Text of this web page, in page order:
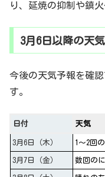
り、延焼の抑制や鎮
3月6日以降の天
今後の天気予報を確
す。
日付 天気
3月6日（木） 1～2回
3月7日（金） 数回の